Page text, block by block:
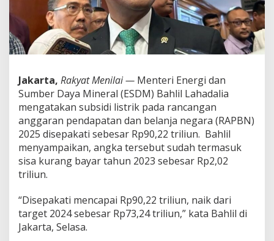
a
h
a
a
S
e
u
t
S
u
d
i
Jakarta, Rakyat Menilai — Menteri Energi dan
Sumber Daya Mineral (ESDM) Bahlil Lahadalia
mengatakan subsidi listrik pada rancangan
anggaran pendapatan dan belanja negara (RAPBN)
2025 disepakati sebesar Rp90,22 triliun. Bahlil
menyampaikan, angka tersebut sudah termasuk
sisa kurang bayar tahun 2023 sebesar Rp2,02
triliun.
“Disepakati mencapai Rp90,22 triliun, naik dari
target 2024 sebesar Rp73,24 triliun,” kata Bahlil di
Jakarta, Selasa.